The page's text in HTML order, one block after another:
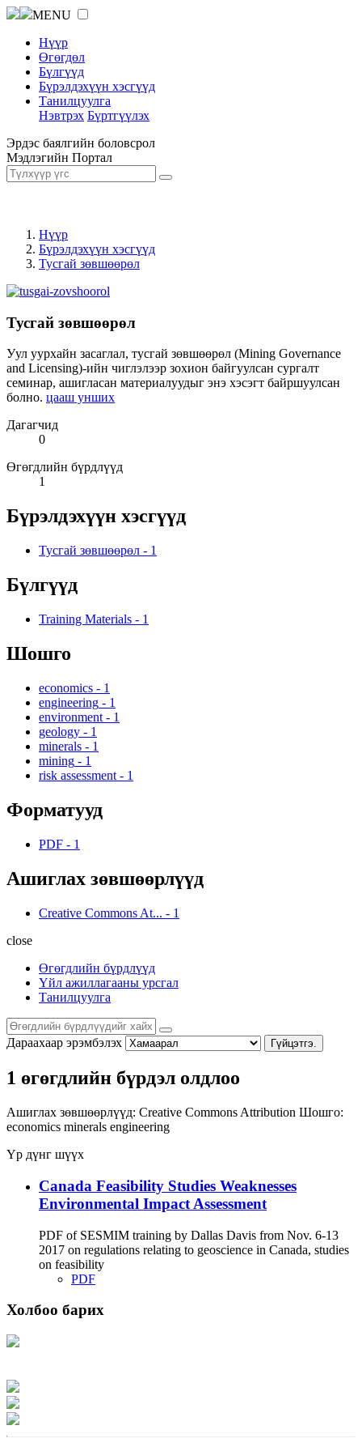
MENU
Нүүр
Өгөгдөл
Бүлгүүд
Бүрэлдэхүүн хэсгүүд
Танилцуулга
Нэвтрэх Бүртгүүлэх
Эрдэс баялгийн боловсрол
Мэдлэгийн Портал
Нүүр
Бүрэлдэхүүн хэсгүүд
Тусгай зөвшөөрөл
Тусгай зөвшөөрөл
Уул уурхайн засаглал, тусгай зөвшөөрөл (Mining Governance
and Licensing)-ийн чиглэлээр зохион байгуулсан сургалт
семинар, ашигласан материалуудыг энэ хэсэгт байршуулсан
болно. цааш унших
Дагагчид
0
Өгөгдлийн бүрдлүүд
1
Бүрэлдэхүүн хэсгүүд
Тусгай зөвшөөрөл - 1
Бүлгүүд
Training Materials - 1
Шошго
economics - 1
engineering - 1
environment - 1
geology - 1
minerals - 1
mining - 1
risk assessment - 1
Форматууд
PDF - 1
Ашиглах зөвшөөрлүүд
Creative Commons At... - 1
close
Өгөгдлийн бүрдлүүд
Үйл ажиллагааны урсгал
Танилцуулга
Дараахаар эрэмбэлэх Гүйцэтгэ.
1 өгөгдлийн бүрдэл олдлоо
Ашиглах зөвшөөрлүүд: Creative Commons Attribution Шошго:
economics minerals engineering
Үр дүнг шүүх
Canada Feasibility Studies Weaknesses
Environmental Impact Assessment
PDF of SESMIM training by Dallas Davis from Nov. 6-13
2017 on regulations relating to geoscience in Canada, studies
on feasibility
PDF
Холбоо барих